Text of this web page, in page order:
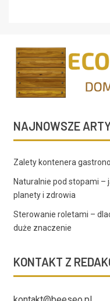
NAJNOWSZE
Zalety kontenera
Naturalnie pod stopami –
planety i zdrowia
Sterowanie roletami –
duże znaczenie
KONTAKT Z